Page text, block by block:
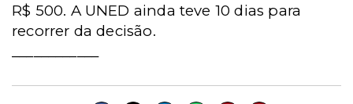
R$ 500. A UNED ainda teve 10 dias para
recorrer da decisão.